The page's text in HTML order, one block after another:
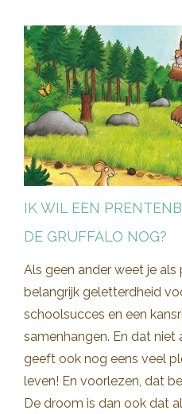
IK WIL EEN
DE GRUFFALO NOG?
Als geen ander weet je
belangrijk geletterdheid
schoolsucces en een
samenhangen. En dat niet
geeft ook nog eens veel
leven! En voorlezen, dat
De droom is dan ook dat